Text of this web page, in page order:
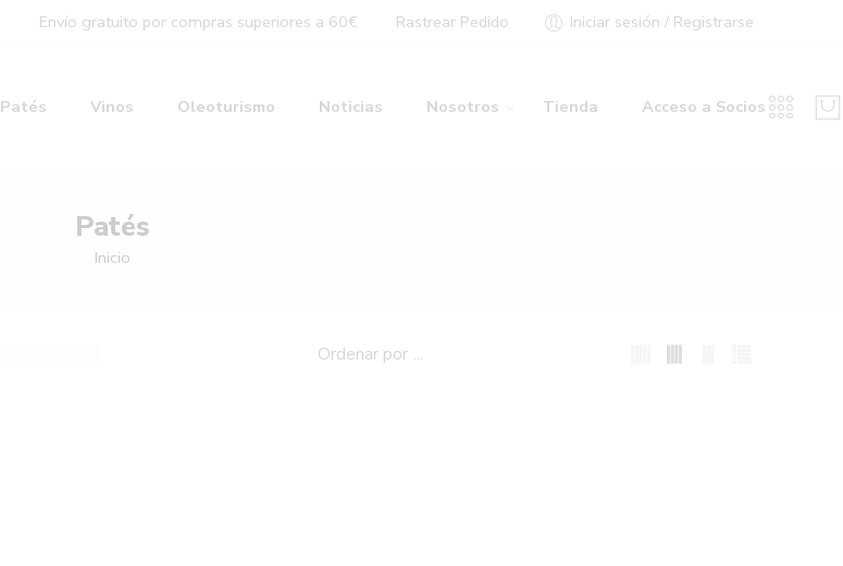
Envío gratuito por compras superiores a 60€ Rastrear Pedido Iniciar sesión / Registrarse
Patés Vinos Oleoturismo Noticias Nosotros Tienda Acceso a Socios
Patés
Inicio
Ordenar por ...